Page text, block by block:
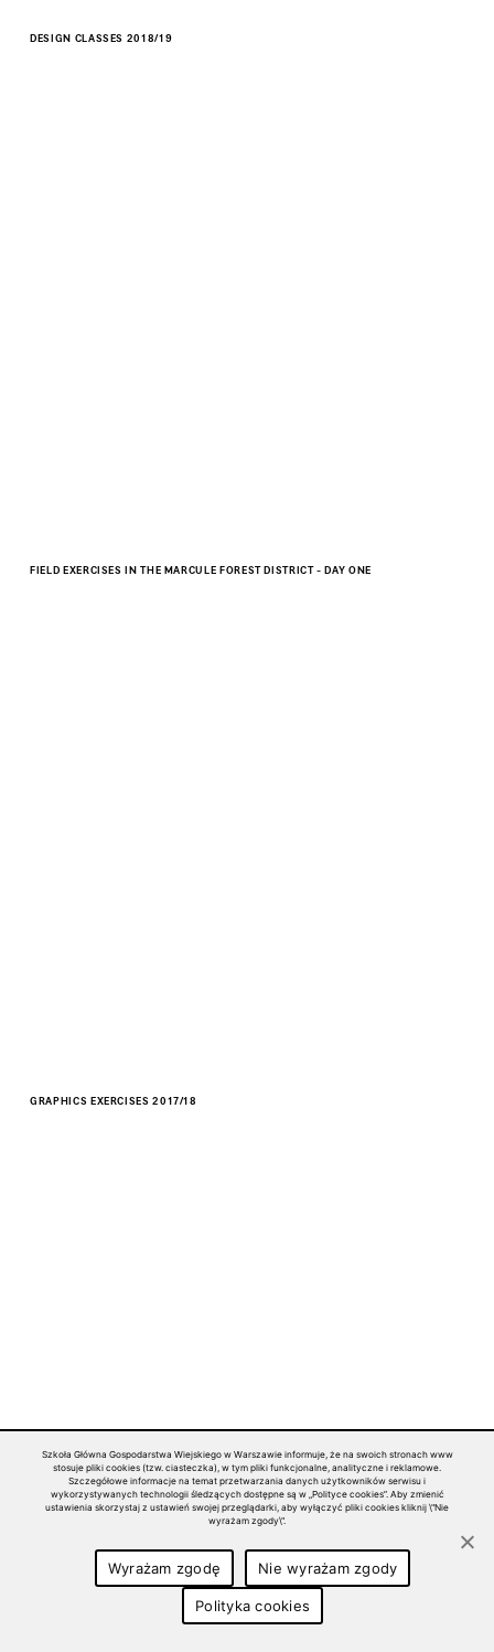
DESIGN CLASSES 2018/19
FIELD EXERCISES IN THE MARCULE FOREST DISTRICT - DAY ONE
GRAPHICS EXERCISES 2017/18
Szkoła Główna Gospodarstwa Wiejskiego w Warszawie informuje, że na swoich stronach www
stosuje pliki cookies (tzw. ciasteczka), w tym pliki funkcjonalne, analityczne i reklamowe.
Szczegółowe informacje na temat przetwarzania danych użytkowników serwisu i
wykorzystywanych technologii śledzących dostępne są w „Polityce cookies”. Aby zmienić
ustawienia skorzystaj z ustawień swojej przeglądarki, aby wyłączyć pliki cookies kliknij \"Nie
wyrażam zgody\".
Wyrażam zgodę Nie wyrażam zgody
Polityka cookies